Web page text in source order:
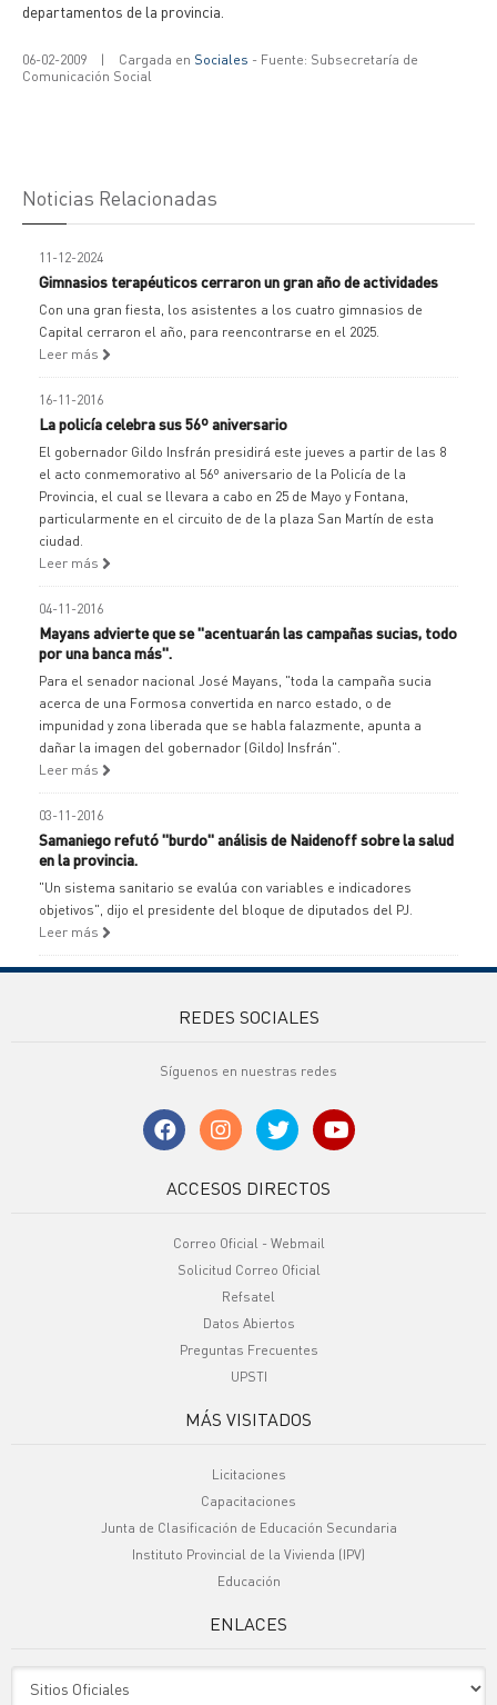
departamentos de la provincia.
06-02-2009 | Cargada en Sociales - Fuente: Subsecretaría de
Comunicación Social
Noticias Relacionadas
11-12-2024
Gimnasios terapéuticos cerraron un gran año de actividades
Con una gran fiesta, los asistentes a los cuatro gimnasios de
Capital cerraron el año, para reencontrarse en el 2025.
Leer más
16-11-2016
La policía celebra sus 56º aniversario
El gobernador Gildo Insfrán presidirá este jueves a partir de las 8
el acto conmemorativo al 56º aniversario de la Policía de la
Provincia, el cual se llevara a cabo en 25 de Mayo y Fontana,
particularmente en el circuito de de la plaza San Martín de esta
ciudad.
Leer más
04-11-2016
Mayans advierte que se "acentuarán las campañas sucias, todo
por una banca más".
Para el senador nacional José Mayans, "toda la campaña sucia
acerca de una Formosa convertida en narco estado, o de
impunidad y zona liberada que se habla falazmente, apunta a
dañar la imagen del gobernador (Gildo) Insfrán".
Leer más
03-11-2016
Samaniego refutó "burdo" análisis de Naidenoff sobre la salud
en la provincia.
"Un sistema sanitario se evalúa con variables e indicadores
objetivos", dijo el presidente del bloque de diputados del PJ.
Leer más
REDES SOCIALES
Síguenos en nuestras redes
ACCESOS DIRECTOS
Correo Oficial - Webmail
Solicitud Correo Oficial
Refsatel
Datos Abiertos
Preguntas Frecuentes
UPSTI
MÁS VISITADOS
Licitaciones
Capacitaciones
Junta de Clasificación de Educación Secundaria
Instituto Provincial de la Vivienda (IPV)
Educación
ENLACES